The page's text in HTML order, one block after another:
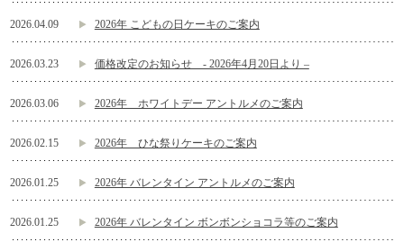
2026.04.09 2026年 こどもの日ケーキのご案内
2026.03.23 価格改定のお知らせ - 2026年4月20日より –
2026.03.06 2026年 ホワイトデー アントルメのご案内
2026.02.15 2026年 ひな祭りケーキのご案内
2026.01.25 2026年 バレンタイン アントルメのご案内
2026.01.25 2026年 バレンタイン ボンボンショコラ等のご案内